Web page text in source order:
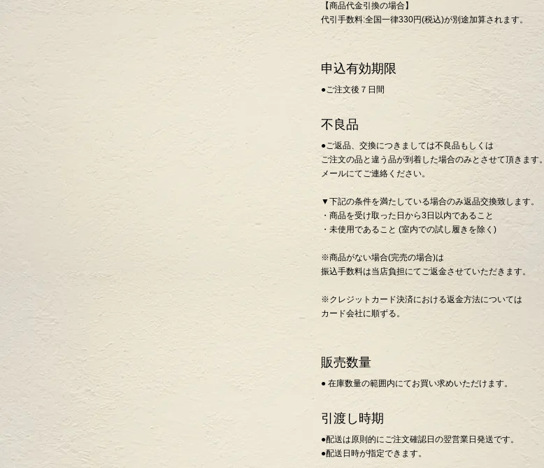
【商品代金引換の場合】
代引手数料:全国一律330円(税込)が別途加算されます。
申込有効期限
●ご注文後７日間
不良品
●ご返品、交換につきましては不良品もしくは
ご注文の品と違う品が到着した場合のみとさせて頂きます。
メールにてご連絡ください。
▼下記の条件を満たしている場合のみ返品交換致します。
・商品を受け取った日から3日以内であること
・未使用であること (室内での試し履きを除く)
※商品がない場合(完売の場合)は
振込手数料は当店負担にてご返金させていただきます。
※クレジットカード決済における返金方法については
カード会社に順ずる。
販売数量
● 在庫数量の範囲内にてお買い求めいただけます。
引渡し時期
●配送は原則的にご注文確認日の翌営業日発送です。
●配送日時が指定できます。